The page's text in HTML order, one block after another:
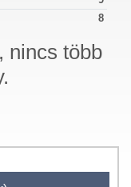
8
nincs több